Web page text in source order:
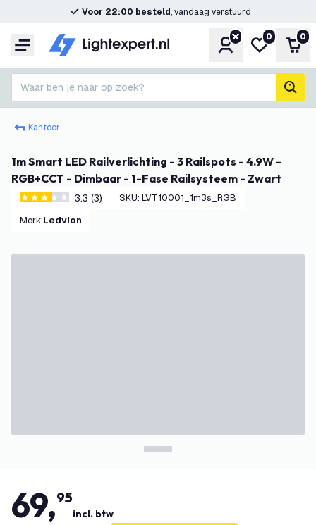
Voor 22:00 besteld, vandaag verstuurd
Menu Account
Mijn
0 0
Waar ben je naar op zoek?
Kantoor
1m Smart LED Railverlichting - 3 Railspots - 4.9W -
RGB+CCT - Dimbaar - 1-Fase Railsysteem - Zwart
3.3 score sterren
3.3 (3) SKU: LVT10001_1m3s_RGB
Merk: Ledvion
69,95
incl. btw